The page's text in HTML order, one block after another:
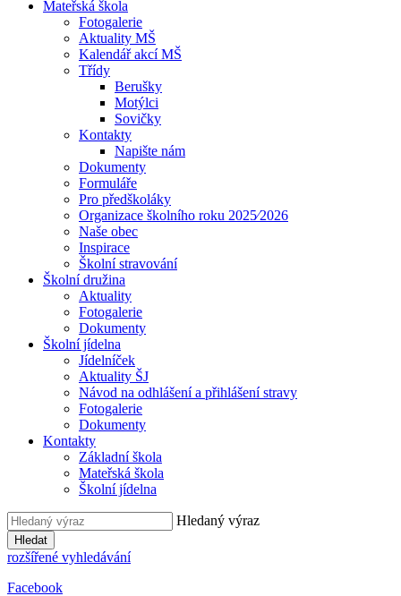
Mateřská škola
Fotogalerie
Aktuality MŠ
Kalendář akcí MŠ
Třídy
Berušky
Motýlci
Sovičky
Kontakty
Napište nám
Dokumenty
Formuláře
Pro předškoláky
Organizace školního roku 2025⁄2026
Naše obec
Inspirace
Školní stravování
Školní družina
Aktuality
Fotogalerie
Dokumenty
Školní jídelna
Jídelníček
Aktuality ŠJ
Návod na odhlášení a přihlášení stravy
Fotogalerie
Dokumenty
Kontakty
Základní škola
Mateřská škola
Školní jídelna
Hledaný výraz
Hledat
rozšířené vyhledávání
Facebook